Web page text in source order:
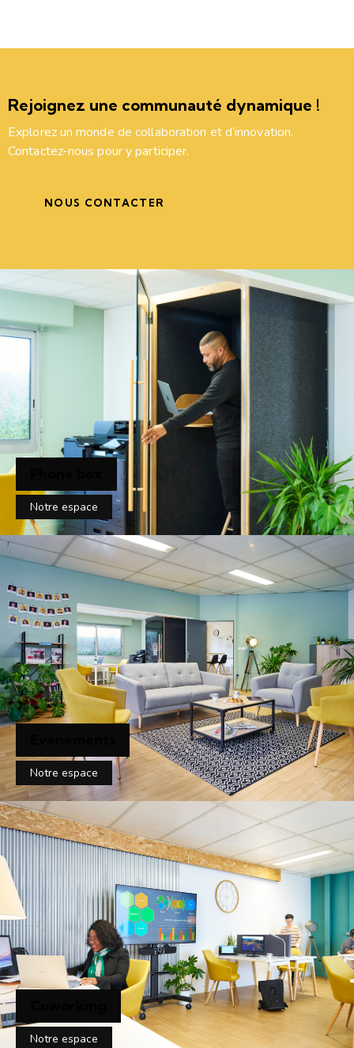
Rejoignez une communauté dynamique !
Explorez un monde de collaboration et d’innovation.
Contactez-nous pour y participer.
NOUS CONTACTER
Notre espace
Notre espace
Notre espace